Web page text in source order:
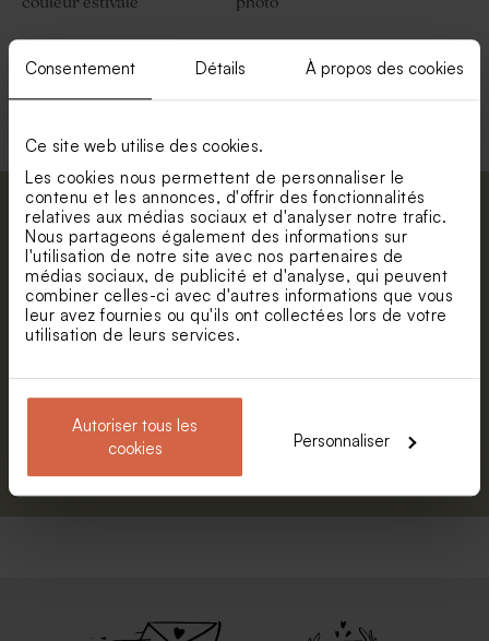
Consentement Détails À propos des cookies
Ce site web utilise des cookies.
Les cookies nous permettent de personnaliser le
contenu et les annonces, d'offrir des fonctionnalités
relatives aux médias sociaux et d'analyser notre trafic.
Nous partageons également des informations sur
l'utilisation de notre site avec nos partenaires de
médias sociaux, de publicité et d'analyse, qui peuvent
combiner celles-ci avec d'autres informations que vous
leur avez fournies ou qu'ils ont collectées lors de votre
utilisation de leurs services.
Autoriser tous les
cookies
Personnaliser
Valisette personnalisable Valisette carte du monde
Abonnez-vous à la newsletter et restez
informé. Petite surprise : bénéficiez de 5%
de réduction.
Prénom